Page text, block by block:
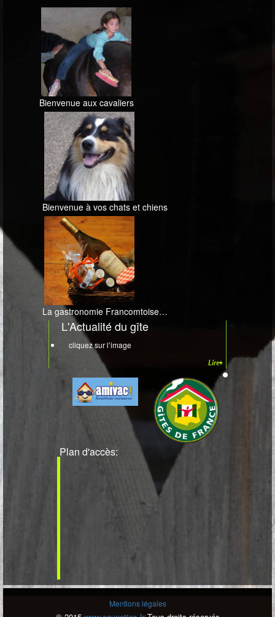
Bienvenue aux cavaliers
Bienvenue à vos chats et chiens
La gastronomie Francomtoise…
L'Actualité du gîte
cliquez sur l’image
Lire+
Plan d'accès:
Mentions légales